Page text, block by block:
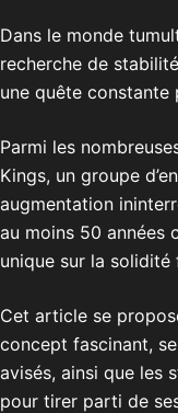
Dans le monde
recherche de
une quête constante
Parmi les
Kings, un groupe
augmentation
au moins 50 années
unique sur la
Cet article se
concept fascinant,
avisés, ainsi que les
pour tirer parti de